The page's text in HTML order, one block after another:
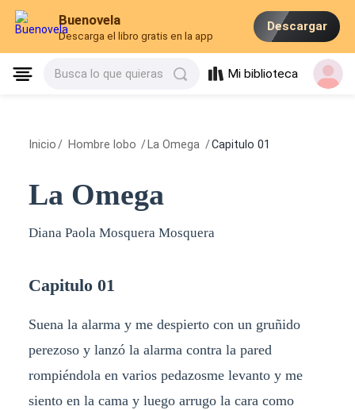
Buenovela
Descarga el libro gratis en la app
Descargar
Busca lo que quieras Mi biblioteca
Inicio / Hombre lobo / La Omega /Capitulo 01
La Omega
Diana Paola Mosquera Mosquera
Capitulo 01
Suena la alarma y me despierto con un gruñido
perezoso y lanzó la alarma contra la pared
rompiéndola en varios pedazosme levanto y me
siento en la cama y luego arrugo la cara como